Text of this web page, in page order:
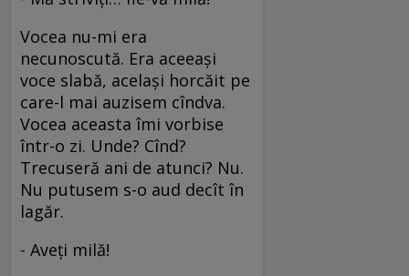
Vocea nu-mi era
necunoscută. Era aceeaşi
voce slabă, acelaşi horcăit pe
care-l mai auzisem cîndva.
Vocea aceasta îmi vorbise
într-o zi. Unde? Cînd?
Trecuseră ani de atunci? Nu.
Nu putusem s-o aud decît în
lagăr.
- Aveţi milă!